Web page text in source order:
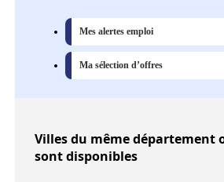
Mes alertes emploi
Ma sélection d’offres
Villesdu même département
sont disponibles